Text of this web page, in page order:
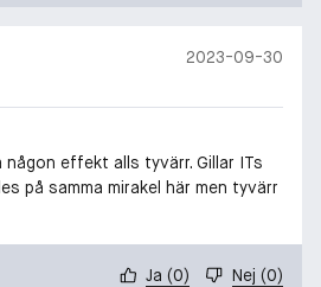
2023-09-30
någon effekt alls tyvärr. Gillar ITs
på samma mirakel här men tyvärr
Ja (0) Nej (0)